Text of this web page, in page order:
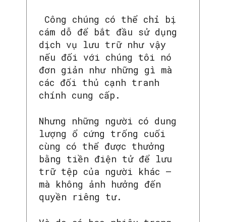
Công chúng có thể chỉ bị
cám dỗ để bắt đầu sử dụng
dịch vụ lưu trữ như vậy
nếu đối với chúng tôi nó
đơn giản như những gì mà
các đối thủ cạnh tranh
chính cung cấp.
Nhưng những người có dung
lượng ổ cứng trống cuối
cùng có thể được thưởng
bằng tiền điện tử để lưu
trữ tệp của người khác –
mà không ảnh hưởng đến
quyền riêng tư.